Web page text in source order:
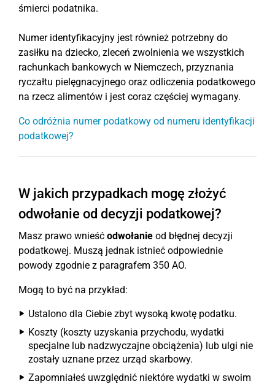
śmierci podatnika.
Numer identyfikacyjny jest również potrzebny do
zasiłku na dziecko, zleceń zwolnienia we wszystkich
rachunkach bankowych w Niemczech, przyznania
ryczałtu pielęgnacyjnego oraz odliczenia podatkowego
na rzecz alimentów i jest coraz częściej wymagany.
Co odróżnia numer podatkowy od numeru identyfikacji
podatkowej?
W jakich przypadkach mogę złożyć
odwołanie od decyzji podatkowej?
Masz prawo wnieść odwołanie od błędnej decyzji
podatkowej. Muszą jednak istnieć odpowiednie
powody zgodnie z paragrafem 350 AO.
Mogą to być na przykład:
Ustalono dla Ciebie zbyt wysoką kwotę podatku.
Koszty (koszty uzyskania przychodu, wydatki
specjalne lub nadzwyczajne obciążenia) lub ulgi nie
zostały uznane przez urząd skarbowy.
Zapomniałeś uwzględnić niektóre wydatki w swoim